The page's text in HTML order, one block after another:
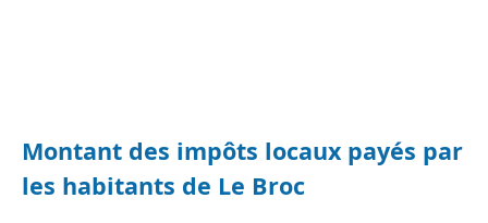
Montant des impôts locaux payés par
les habitants de Le Broc